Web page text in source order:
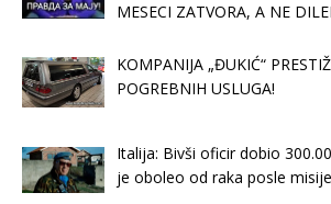
MESECI ZATVORA, A NE
KOMPANIJA „ĐUKIĆ“
POGREBNIH USLUGA!
Italija: Bivši oficir dobio
je oboleo od raka posle